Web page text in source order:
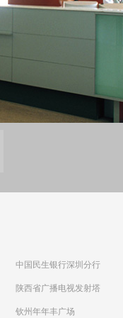
中国民生银行深圳分行
陕西省广播电视发射塔
钦州年年丰广场